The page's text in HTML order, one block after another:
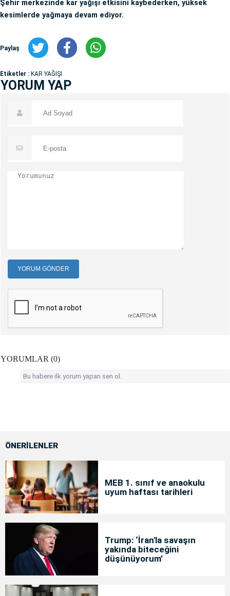
Şehir merkezinde kar yağışı etkisini kaybederken, yüksek
kesimlerde yağmaya devam ediyor.
Paylaş
Etiketler : KAR YAĞIŞI
YORUM YAP
YORUM GÖNDER
YORUMLAR (0)
Bu habere ilk yorum yapan sen ol.
ÖNERİLENLER
MEB 1. sınıf ve anaokulu
uyum haftası tarihleri
Trump: ‘İran'la savaşın
yakında biteceğini
düşünüyorum’